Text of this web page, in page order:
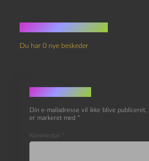
Du har 0 nye beskeder
Skriv et svar
Din e-mailadresse vil ikke blive publiceret.
er markeret med *
Kommentar *